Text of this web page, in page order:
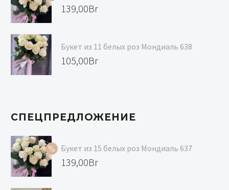
Первоначальная
147,00Br.
139,00Br
139,00Br.
Букет из 11 белых роз Мондиаль 638
105,00Br
СПЕЦПРЕДЛОЖЕНИЕ
Букет из 15 белых роз Мондиаль 637
Первоначальная
139,00Br